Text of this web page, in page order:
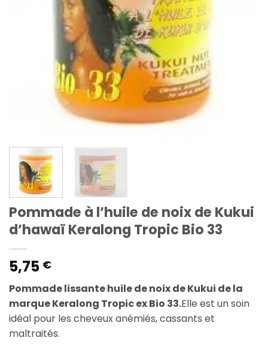
Pommade à l’huile de noix de Kukui
d’hawaï Keralong Tropic Bio 33
5,75 €
Pommade lissante huile de noix de Kukui de la
marque Keralong Tropic ex Bio 33.Elle est un soin
idéal pour les cheveux anémiés, cassants et
maltraités.